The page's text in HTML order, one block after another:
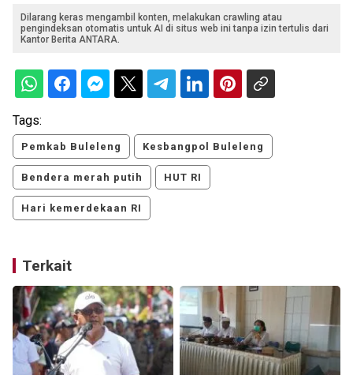
Dilarang keras mengambil konten, melakukan crawling atau
pengindeksan otomatis untuk AI di situs web ini tanpa izin tertulis dari
Kantor Berita ANTARA.
Tags:
Pemkab Buleleng Kesbangpol Buleleng
Bendera merah putih HUT RI
Hari kemerdekaan RI
Terkait